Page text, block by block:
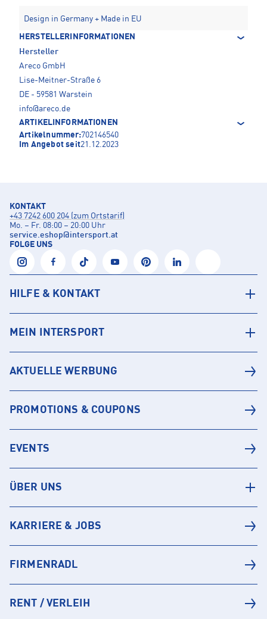
Design in Germany + Made in EU
HERSTELLERINFORMATIONEN
Hersteller
Areco GmbH
Lise-Meitner-Straße 6
DE - 59581 Warstein
info@areco.de
ARTIKELINFORMATIONEN
Artikelnummer:702146540
Im Angebot seit21.12.2023
KONTAKT
+43 7242 600 204 (zum Ortstarif)
Mo. – Fr. 08:00 – 20:00 Uhr
service.eshop@intersport.at
FOLGE UNS
HILFE & KONTAKT
MEIN INTERSPORT
AKTUELLE WERBUNG
PROMOTIONS & COUPONS
EVENTS
ÜBER UNS
KARRIERE & JOBS
FIRMENRADL
RENT / VERLEIH